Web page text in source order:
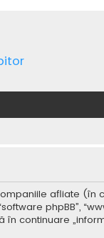
afliate (în
phpBB”,
continuare